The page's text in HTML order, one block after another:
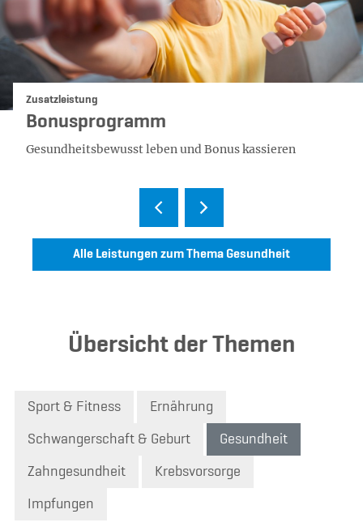
Kategorie:
Zusatzleistung
Bonusprogramm
Gesundheitsbewusst leben und Bonus kassieren
Alle Leistungen zum Thema Gesundheit
Übersicht der Themen
Sport & Fitness Ernährung
Schwangerschaft & Geburt Gesundheit
Zahngesundheit Krebsvorsorge
Impfungen